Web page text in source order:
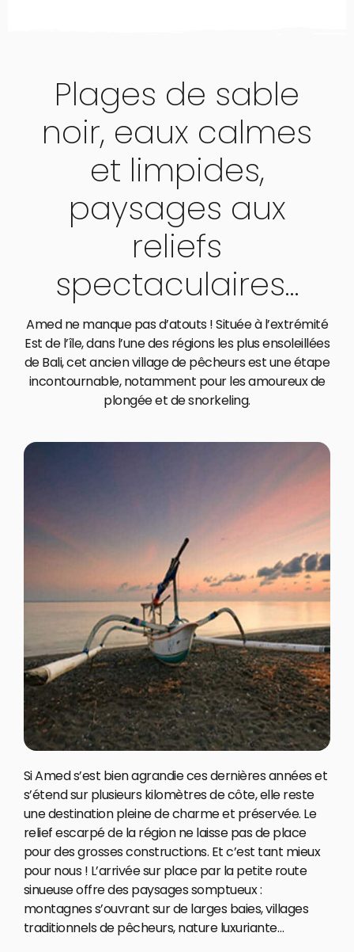
Plages de sable
noir, eaux calmes
et limpides,
paysages aux
reliefs
spectaculaires…
Amed ne manque pas d’atouts ! Située à l’extrémité
Est de l’île, dans l’une des régions les plus ensoleillées
de Bali, cet ancien village de pêcheurs est une étape
incontournable, notamment pour les amoureux de
plongée et de snorkeling.
Si Amed s’est bien agrandie ces dernières années et
s’étend sur plusieurs kilomètres de côte, elle reste
une destination pleine de charme et préservée. Le
relief escarpé de la région ne laisse pas de place
pour des grosses constructions. Et c’est tant mieux
pour nous ! L’arrivée sur place par la petite route
sinueuse offre des paysages somptueux :
montagnes s’ouvrant sur de larges baies, villages
traditionnels de pêcheurs, nature luxuriante…